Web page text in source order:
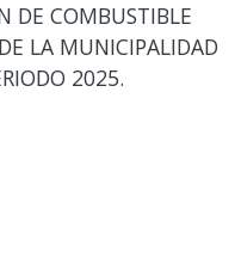
DE COMBUSTIBLE
LA MUNICIPALIDAD
2025.